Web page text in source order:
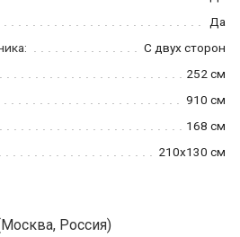
Да
С двух сторон
252 см
910 см
168 см
210x130 см
Россия)